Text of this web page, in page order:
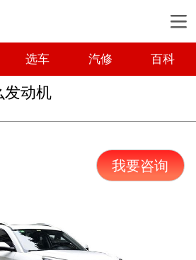
选车 汽修 百科
发动机
我要咨询